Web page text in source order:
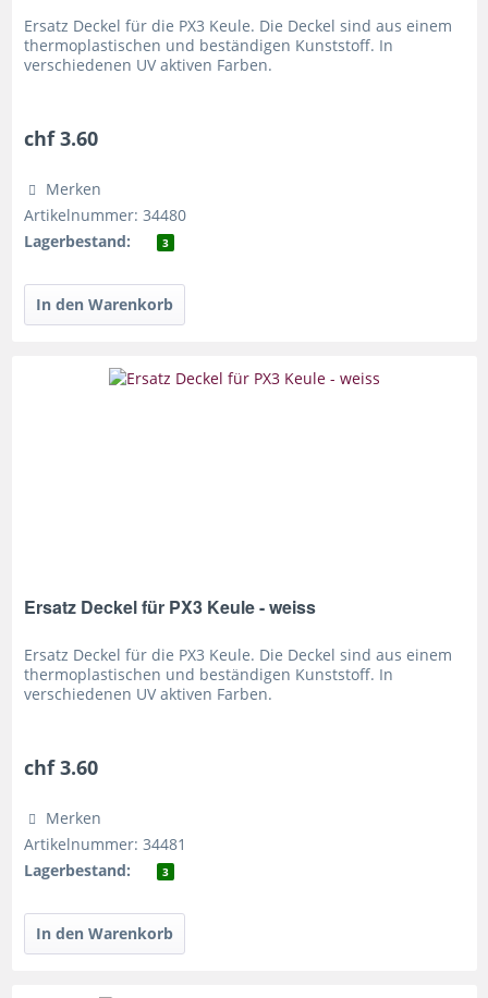
Ersatz Deckel für die PX3 Keule. Die Deckel sind aus einem
thermoplastischen und beständigen Kunststoff. In
verschiedenen UV aktiven Farben.
chf 3.60
Merken
Artikelnummer: 34480
Lagerbestand:
3
Ersatz Deckel für PX3 Keule - weiss
Ersatz Deckel für die PX3 Keule. Die Deckel sind aus einem
thermoplastischen und beständigen Kunststoff. In
verschiedenen UV aktiven Farben.
chf 3.60
Merken
Artikelnummer: 34481
Lagerbestand:
3